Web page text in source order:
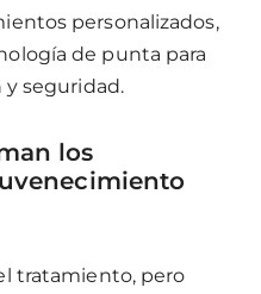
personalizados,
de punta para
y seguridad.
los
tratamiento, pero